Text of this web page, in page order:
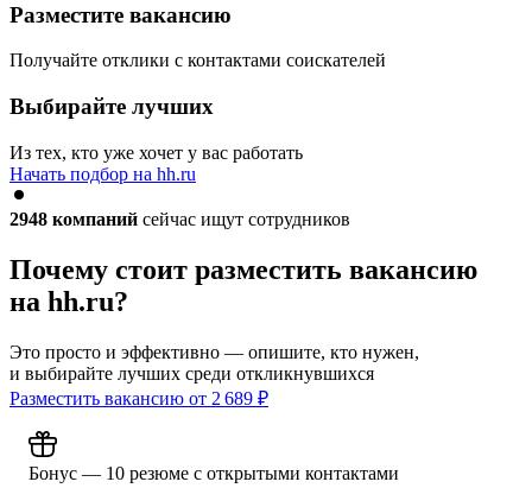
Разместите вакансию
Получайте отклики с контактами соискателей
Выбирайте лучших
Из тех, кто уже хочет у вас работать
Начать подбор на hh.ru
2948 компаний сейчас ищут сотрудников
Почему стоит разместить вакансию
на hh.ru?
Это просто и эффективно — опишите, кто нужен,
и выбирайте лучших среди откликнувшихся
Разместить вакансию от 2 689 ₽
Бонус — 10 резюме с открытыми контактами